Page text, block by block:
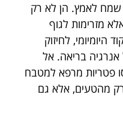
לאמץ. הן לא רק
מזרימות לגוף
היומיומי, לחיזוק
בריאה. אל
פטריות מרפא למטבח
מהטעים, אלא גם